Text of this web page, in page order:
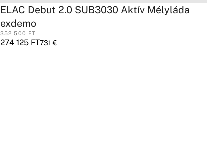
ELAC Debut 2.0 SUB3030 Aktív Mélyláda
exdemo
352 500FT
274 125 FT731€